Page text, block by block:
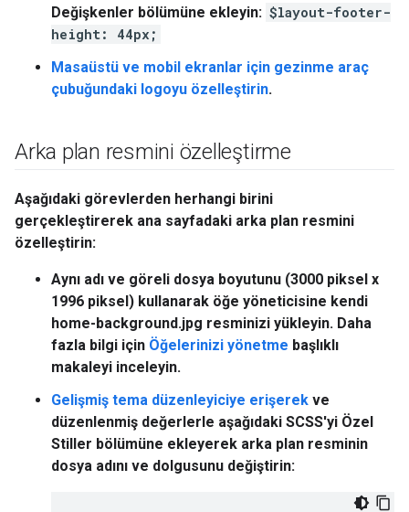
Değişkenler bölümüne ekleyin: $layout-footer-
height: 44px;
Masaüstü ve mobil ekranlar için gezinme araç
çubuğundaki logoyu özelleştirin.
Arka plan resmini özelleştirme
Aşağıdaki görevlerden herhangi birini
gerçekleştirerek ana sayfadaki arka plan resmini
özelleştirin:
Aynı adı ve göreli dosya boyutunu (3000 piksel x
1996 piksel) kullanarak öğe yöneticisine kendi
home-background.jpg resminizi yükleyin. Daha
fazla bilgi için Öğelerinizi yönetme başlıklı
makaleyi inceleyin.
Gelişmiş tema düzenleyiciye erişerek ve
düzenlenmiş değerlerle aşağıdaki SCSS'yi Özel
Stiller bölümüne ekleyerek arka plan resminin
dosya adını ve dolgusunu değiştirin: